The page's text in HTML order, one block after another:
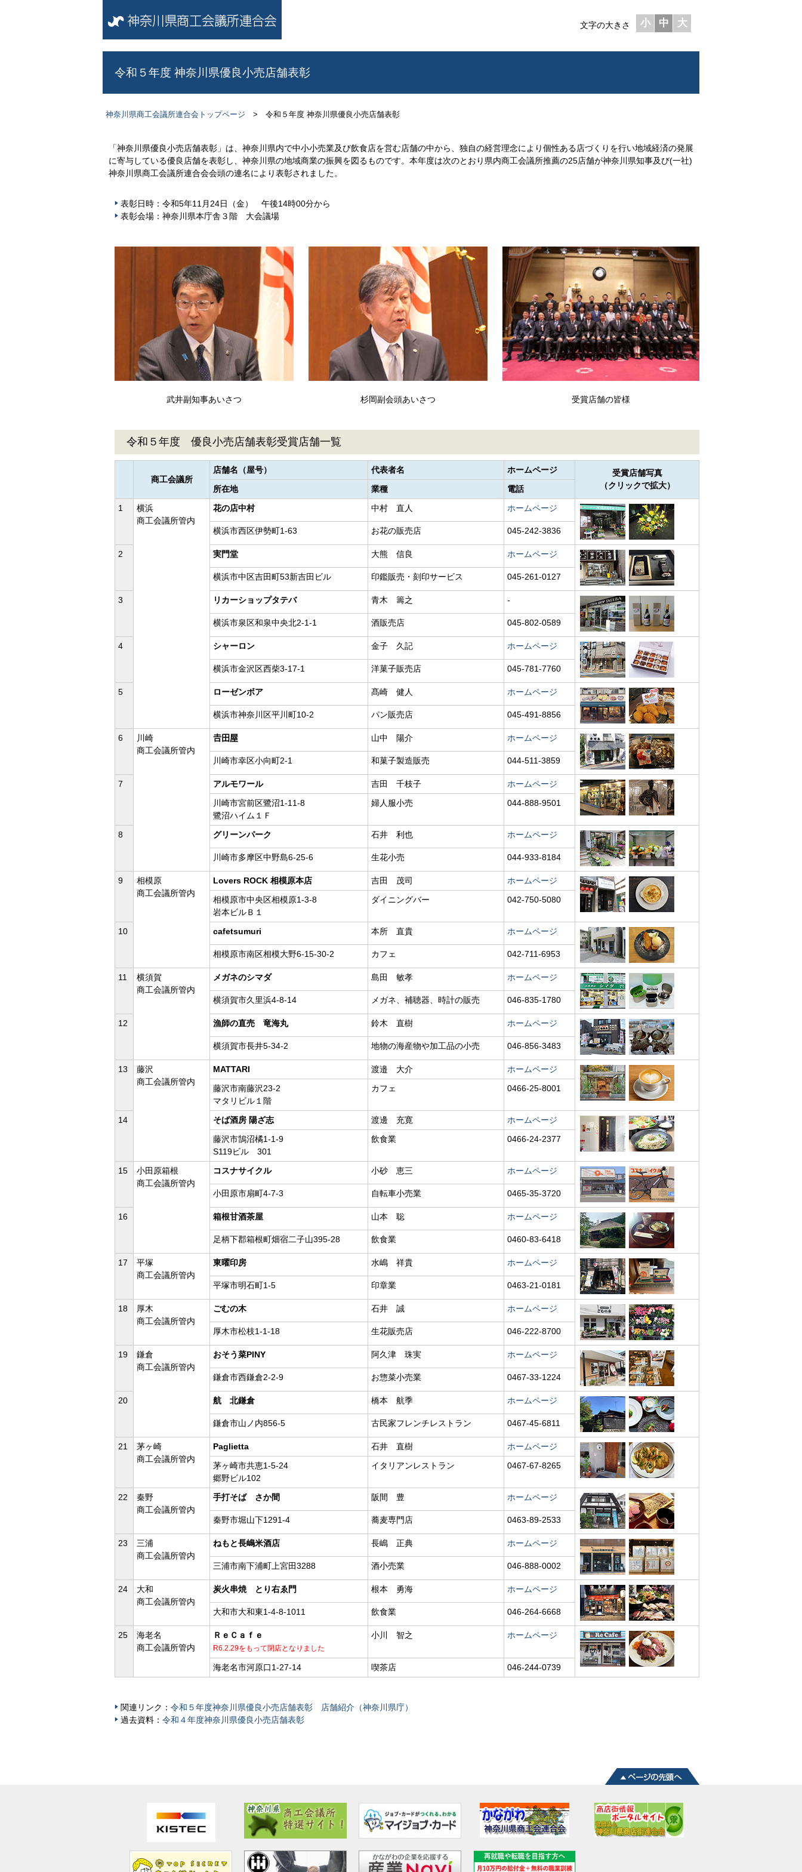
文字の大きさ 小 中 大
令和５年度 神奈川県優良小売店舗表彰
神奈川県商工会議所連合会トップページ > 令和５年度 神奈川県優良小売店舗表彰
「神奈川県優良小売店舗表彰」は、神奈川県内で中小小売業及び飲食店を営む店舗の中から、独自の経営理念により個性ある店づくりを行い地域経済の発展
に寄与している優良店舗を表彰し、神奈川県の地域商業の振興を図るものです。本年度は次のとおり県内商工会議所推薦の25店舗が神奈川県知事及び(一社)
神奈川県商工会議所連合会会頭の連名により表彰されました。
表彰日時：令和5年11月24日（金） 午後14時00分から
表彰会場：神奈川県本庁舎３階 大会議場
武井副知事あいさつ 杉岡副会頭あいさつ 受賞店舗の皆様
令和５年度 優良小売店舗表彰受賞店舗一覧
商工会議所
店舗名（屋号） 代表者名 ホームページ
受賞店舗写真
（クリックで拡大）
所在地 業種
電話
1
横浜
商工会議所管内
花の店中村 中村 直人 ホームページ
横浜市西区伊勢町1-63 お花の販売店 045-242-3836
2 実門堂 大熊 信良 ホームページ
横浜市中区吉田町53新吉田ビル 印鑑販売・刻印サービス 045-261-0127
3 リカーショップタテバ 青木 籌之 -
横浜市泉区和泉中央北2-1-1 酒販売店 045-802-0589
4 シャーロン 金子 久記 ホームページ
横浜市金沢区西柴3-17-1 洋菓子販売店 045-781-7760
5 ローゼンボア 髙崎 健人 ホームページ
横浜市神奈川区平川町10-2 パン販売店 045-491-8856
6
川崎
商工会議所管内
𠮷田屋 山中 陽介 ホームページ
川崎市幸区小向町2-1 和菓子製造販売 044-511-3859
7 アルモワール 吉田 千枝子
ホームページ
川崎市宮前区鷺沼1-11-8
鷺沼ハイム１Ｆ
婦人服小売 044-888-9501
8 グリーンパーク 石井 利也 ホームページ
川崎市多摩区中野島6-25-6 生花小売 044-933-8184
9
相模原
商工会議所管内
Lovers ROCK 相模原本店 吉田 茂司
ホームページ
相模原市中央区相模原1-3-8
岩本ビルＢ１
ダイニングバー 042-750-5080
10 cafetsumuri 本所 直貴 ホームページ
相模原市南区相模大野6-15-30-2 カフェ 042-711-6953
11
横須賀
商工会議所管内
メガネのシマダ 島田 敏孝 ホームページ
横須賀市久里浜4-8-14 メガネ、補聴器、時計の販売 046-835-1780
12 漁師の直売 竜海丸 鈴木 直樹 ホームページ
横須賀市長井5-34-2 地物の海産物や加工品の小売 046-856-3483
13
藤沢
商工会議所管内
MATTARI 渡邉 大介
ホームページ
藤沢市南藤沢23-2
マタリビル１階
カフェ 0466-25-8001
14 そば酒房 陽ざ志 渡邊 充寛
ホームページ
藤沢市鵠沼橘1-1-9
S119ビル 301
飲食業 0466-24-2377
15
小田原箱根
商工会議所管内
コスナサイクル 小砂 恵三 ホームページ
小田原市扇町4-7-3 自転車小売業 0465-35-3720
16 箱根甘酒茶屋 山本 聡 ホームページ
足柄下郡箱根町畑宿二子山395-28 飲食業 0460-83-6418
17
平塚
商工会議所管内
東曜印房 水嶋 祥貴 ホームページ
平塚市明石町1-5 印章業 0463-21-0181
18
厚木
商工会議所管内
ごむの木 石井 誠 ホームページ
厚木市松枝1-1-18 生花販売店 046-222-8700
19
鎌倉
商工会議所管内
おそう菜PINY 阿久津 珠実 ホームページ
鎌倉市西鎌倉2-2-9 お惣菜小売業 0467-33-1224
20 航 北鎌倉 橋本 航季 ホームページ
鎌倉市山ノ内856-5 古民家フレンチレストラン 0467-45-6811
21
茅ヶ崎
商工会議所管内
Paglietta 石井 直樹
ホームページ
茅ヶ崎市共恵1-5-24
郷野ビル102
イタリアンレストラン 0467-67-8265
22
秦野
商工会議所管内
手打そば さか間 阪間 豊 ホームページ
秦野市堀山下1291-4 蕎麦専門店 0463-89-2533
23
三浦
商工会議所管内
ねもと長嶋米酒店 長嶋 正典 ホームページ
三浦市南下浦町上宮田3288 酒小売業 046-888-0002
24
大和
商工会議所管内
炭火串焼 とり右ゑ門 根本 勇海 ホームページ
大和市大和東1-4-8-1011 飲食業 046-264-6668
25
海老名
商工会議所管内
ＲｅＣａｆｅ
R6.2.29をもって閉店となりました
小川 智之 ホームページ
海老名市河原口1-27-14 喫茶店 046-244-0739
関連リンク： 令和５年度神奈川県優良小売店舗表彰 店舗紹介（神奈川県庁）
過去資料： 令和４年度神奈川県優良小売店舗表彰